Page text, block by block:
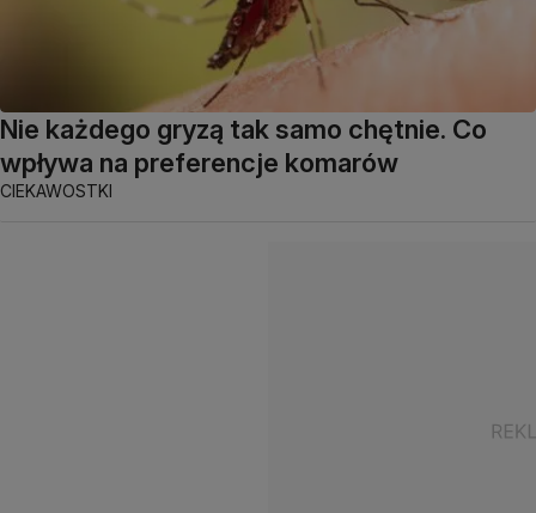
Nie każdego gryzą tak samo chętnie. Co
wpływa na preferencje komarów
CIEKAWOSTKI